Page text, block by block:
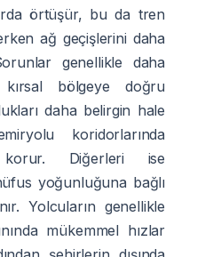
örtüşür, bu da tren
ağ geçişlerini daha
genellikle daha
bölgeye doğru
daha belirgin hale
koridorlarında
korur. Diğerleri ise
yoğunluğuna bağlı
Yolcuların genellikle
mükemmel hızlar